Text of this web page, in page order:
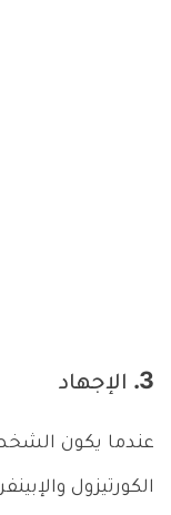
3. الإجهاد
عندما يكون
الكورتيزول